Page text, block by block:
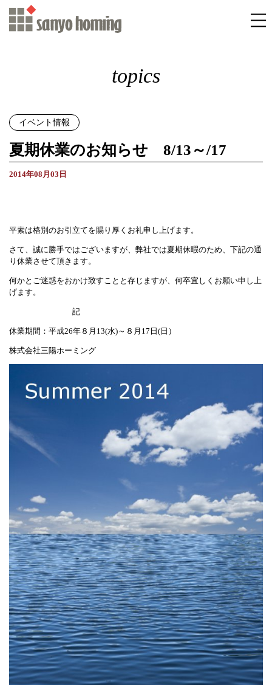
topics
イベント情報
夏期休業のお知らせ 8/13～/17
2014年08月03日
平素は格別のお引立てを賜り厚くお礼申し上げます。
さて、誠に勝手ではございますが、弊社では夏期休暇のため、下記の通
り休業させて頂きます。
何かとご迷惑をおかけ致すことと存じますが、何卒宜しくお願い申し上
げます。
記
休業期間：平成26年８月13(水)～８月17日(日）
株式会社三陽ホーミング